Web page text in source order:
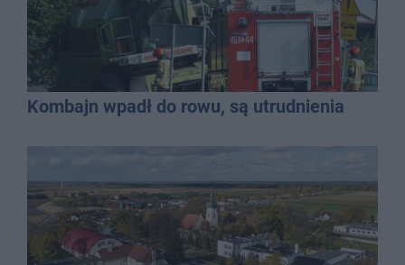
Kombajn wpadł do rowu, są utrudnienia